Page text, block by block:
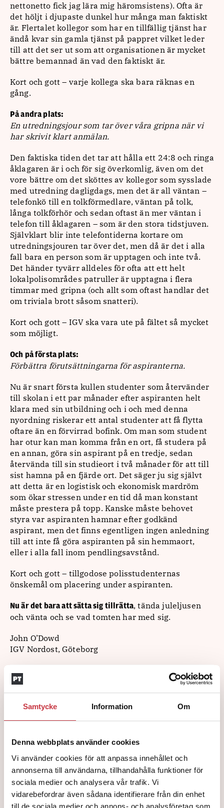
Samtycke Information Om
Denna webbplats använder cookies
Vi använder cookies för att anpassa innehållet och
annonserna till användarna, tillhandahålla funktioner för
sociala medier och analysera vår trafik. Vi
vidarebefordrar även sådana identifierare från din enhet
till de sociala medier och annons- och analysföretag som
nettonetto fick jag lära mig häromsistens). Ofta är
det höljt i djupaste dunkel hur många man faktiskt
är. Flertalet kollegor som har en tillfällig tjänst har
ändå kvar sin gamla tjänst på pappret vilket leder
till att det ser ut som att organisationen är mycket
bättre bemannad än vad den faktiskt är.
Kort och gott – varje kollega ska bara räknas en
gång.
På andra plats:
En utredningsjour som tar över våra gripna när vi
har skrivit klart anmälan.
Den faktiska tiden det tar att hålla ett 24:8 och ringa
åklagaren är i och för sig överkomlig, även om det
vore bättre om det sköttes av kollegor som sysslade
med utredning dagligdags, men det är all väntan –
telefonkö till en tolkförmedlare, väntan på tolk,
långa tolkförhör och sedan oftast än mer väntan i
telefon till åklagaren – som är den stora tidstjuven.
Självklart blir inte telefontiderna kortare om
utredningsjouren tar över det, men då är det i alla
fall bara en person som är upptagen och inte två.
Det händer tyvärr alldeles för ofta att ett helt
lokalpolisområdes patruller är upptagna i flera
timmar med gripna (och allt som oftast handlar det
om triviala brott såsom snatteri).
Kort och gott – IGV ska vara ute på fältet så mycket
som möjligt.
Och på första plats:
Förbättra förutsättningarna för aspiranterna.
Nu är snart första kullen studenter som återvänder
till skolan i ett par månader efter aspiranten helt
klara med sin utbildning och i och med denna
nyordning riskerar ett antal studenter att få flytta
oftare än en förvirrad bofink. Om man som student
har otur kan man komma från en ort, få studera på
en annan, göra sin aspirant på en tredje, sedan
återvända till sin studieort i två månader för att till
sist hamna på en fjärde ort. Det säger ju sig självt
att detta är en logistisk och ekonomisk mardröm
som ökar stressen under en tid då man konstant
måste prestera på topp. Kanske måste behovet
styra var aspiranten hamnar efter godkänd
aspirant, men det finns egentligen ingen anledning
till att inte få göra aspiranten på sin hemmaort,
eller i alla fall inom pendlingsavstånd.
Kort och gott – tillgodose polisstudenternas
önskemål om placering under aspiranten.
Nu är det bara att sätta sig tillrätta, tända juleljusen
och vänta och se vad tomten har med sig.
John O’Dowd
IGV Nordost, Göteborg
Detta är en insändare. Åsikterna är skribentens
egna.
Ämnen i artikeln
ÅSIKTER ASPIRANTERNA FAKTISK NUMERÄR
ÖNSKELISTA UTREDNINGSJOUR VÄST
27 oktober 2016